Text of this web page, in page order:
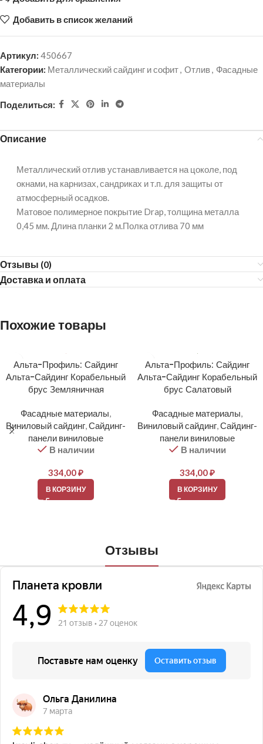
Добавить в список желаний
Артикул: 450667
Категории: Металлический сайдинг и софит, Отлив, Фасадные
материалы
Поделиться:
Описание
Металлический отлив устанавливается на цоколе, под
окнами, на карнизах, сандриках и т.п. для защиты от
атмосферный осадков.
Матовое полимерное покрытие Drap, толщина металла
0,45 мм. Длина планки 2 м.Полка отлива 70 мм
Отзывы (0)
Доставка и оплата
Похожие товары
Альта-Профиль: Сайдинг
Альта-Сайдинг Корабельный
брус Земляничная
Фасадные материалы,
Виниловый сайдинг,Сайдинг-
панели виниловые
В наличии
334,00₽
В КОРЗИНУ
Альта-Профиль: Сайдинг
Альта-Сайдинг Корабельный
брус Салатовый
Фасадные материалы,
Виниловый сайдинг,Сайдинг-
панели виниловые
В наличии
334,00₽
В КОРЗИНУ
Отзывы